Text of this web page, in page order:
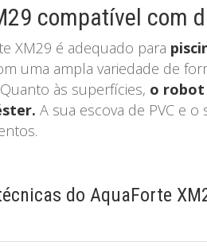
compatível com
XM29 é adequado para
uma ampla variedade de
às superfícies, o robot
A sua escova de PVC e
do AquaForte